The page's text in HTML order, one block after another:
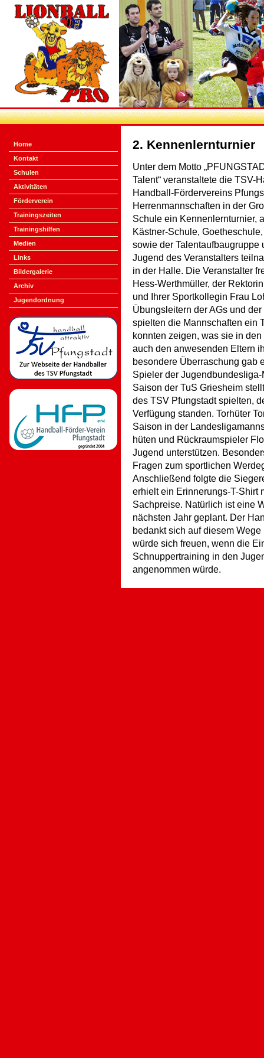
Home
Kontakt
Schulen
Aktivitäten
Förderverein
Trainingszeiten
Trainingshilfen
Medien
Links
Bildergalerie
Archiv
Jugendordnung
2. Kennenlernturnier
Unter dem Motto
Talent“ veranstaltete die TSV-
Handball-Fördervereins
Herrenmannschaften in der
Schule ein Kennenlernturnier,
Kästner-Schule,
sowie der
Jugend des Veranstalters
in der Halle. Die Veranstalter
Hess-Werthmüller, der
und Ihrer Sportkollegin Frau
Übungsleitern der AGs und
spielten die Mannschaften ein
konnten zeigen, was sie in
auch den anwesenden Eltern
besondere Überraschung gab
Spieler der
Saison der TuS Griesheim
des TSV Pfungstadt spielten,
Verfügung standen. Torhüter
Saison in der
hüten und Rückraumspieler
Jugend unterstützen.
Fragen zum sportlichen
Anschließend folgte die
erhielt ein Erinnerungs-T-Shirt
Sachpreise. Natürlich ist eine
nächsten Jahr geplant. Der
bedankt sich auf diesem
würde sich freuen, wenn die
Schnuppertraining in den
angenommen würde.